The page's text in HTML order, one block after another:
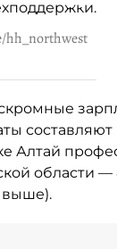
hh_northwest
области —
выше).